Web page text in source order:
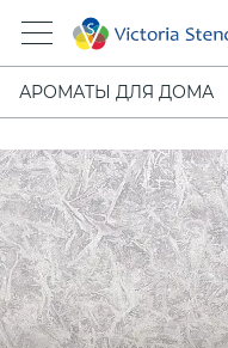
АРОМАТЫ ДЛЯ ДОМА